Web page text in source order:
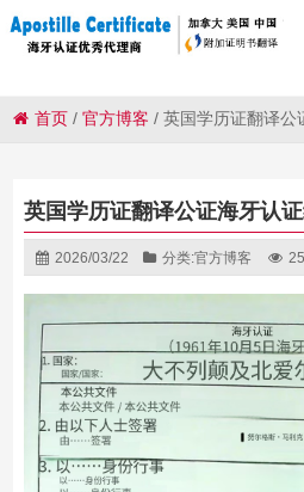
首页 /官方博客 /英国学历证翻译公
英国学历证翻译公证海牙认
2026/03/22 分类:官方博客